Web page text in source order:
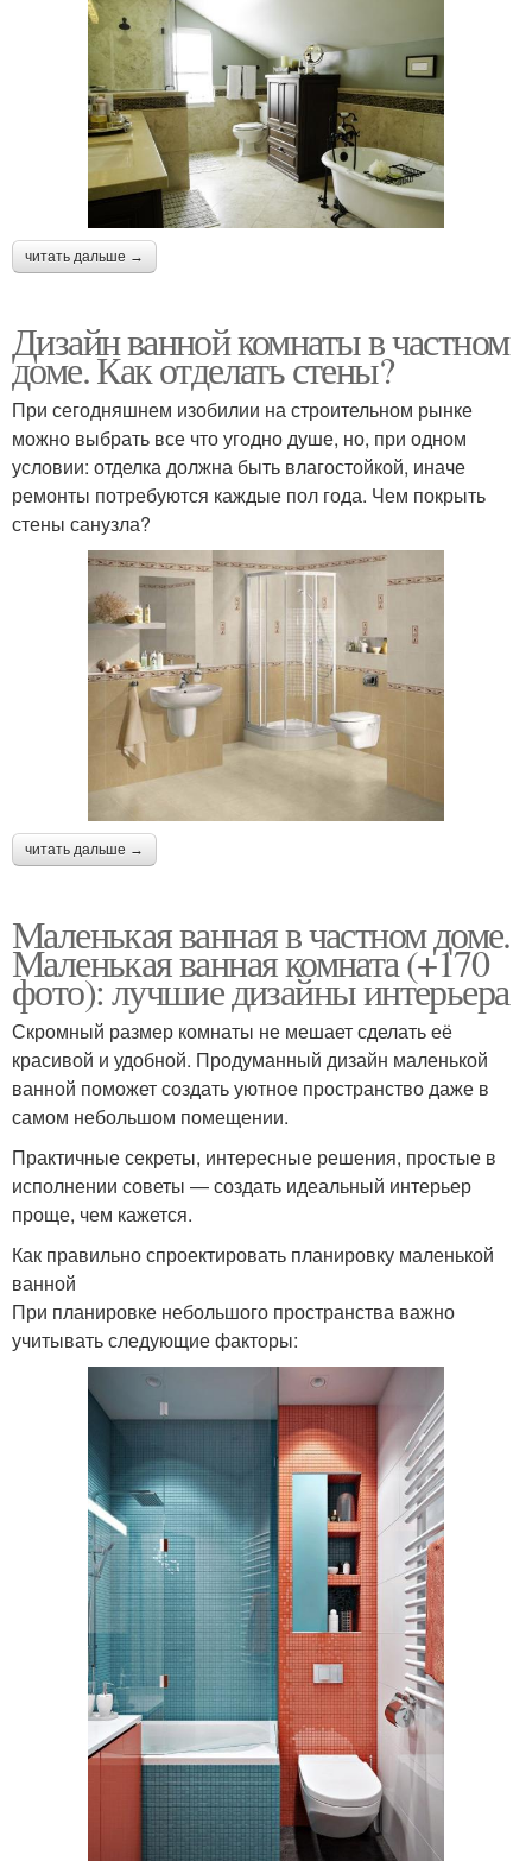
читать дальше →
Дизайн ванной комнаты в частном
доме. Как отделать стены?
При сегодняшнем изобилии на строительном рынке
можно выбрать все что угодно душе, но, при одном
условии: отделка должна быть влагостойкой, иначе
ремонты потребуются каждые пол года. Чем покрыть
стены санузла?
читать дальше →
Маленькая ванная в частном доме.
Маленькая ванная комната (+170
фото): лучшие дизайны интерьера
Скромный размер комнаты не мешает сделать её
красивой и удобной. Продуманный дизайн маленькой
ванной поможет создать уютное пространство даже в
самом небольшом помещении.
Практичные секреты, интересные решения, простые в
исполнении советы — создать идеальный интерьер
проще, чем кажется.
Как правильно спроектировать планировку маленькой
ванной
При планировке небольшого пространства важно
учитывать следующие факторы: